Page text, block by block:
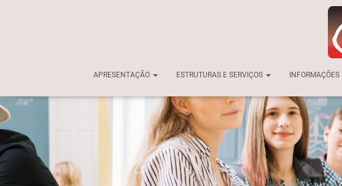
APRESENTAÇÃO ESTRUTURAS E SERVIÇOS INFORMAÇÕES